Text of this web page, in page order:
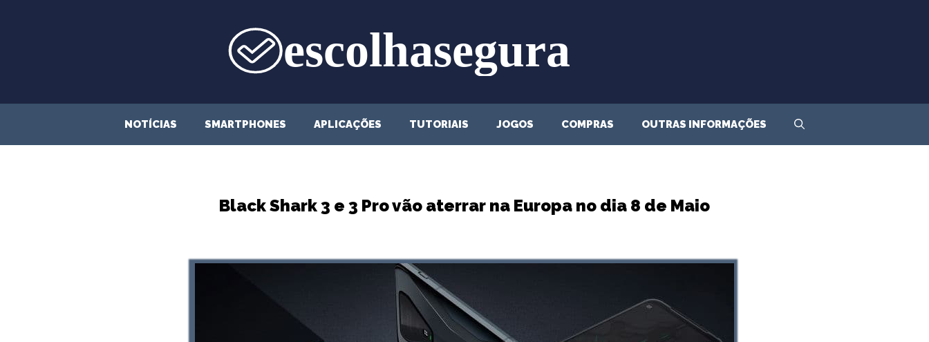
NOTÍCIAS SMARTPHONES APLICAÇÕES TUTORIAIS JOGOS COMPRAS OUTRAS INFORMAÇÕES
Black Shark 3 e 3 Pro vão aterrar na Europa no dia 8 de Maio